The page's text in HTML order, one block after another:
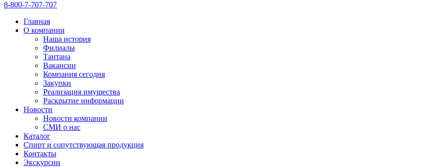
8-800-7-707-707
Главная
О компании
Наша история
Филиалы
Тантана
Вакансии
Компания сегодня
Закупки
Реализация имущества
Раскрытие информации
Новости
Новости компании
СМИ о нас
Каталог
Спирт и сопутствующая продукция
Контакты
Экскурсии